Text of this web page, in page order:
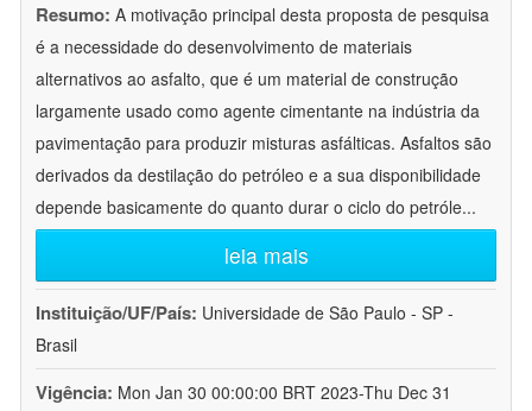
Resumo: A motivação principal desta proposta de pesquisa
é a necessidade do desenvolvimento de materiais
alternativos ao asfalto, que é um material de construção
largamente usado como agente cimentante na indústria da
pavimentação para produzir misturas asfálticas. Asfaltos são
derivados da destilação do petróleo e a sua disponibilidade
depende basicamente do quanto durar o ciclo do petróle...
leia mais
Instituição/UF/País: Universidade de São Paulo - SP -
Brasil
Vigência: Mon Jan 30 00:00:00 BRT 2023-Thu Dec 31